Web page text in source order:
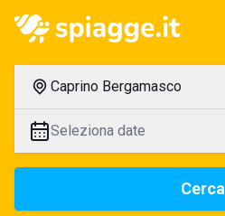
Caprino Bergamasco
Seleziona date
Cerca